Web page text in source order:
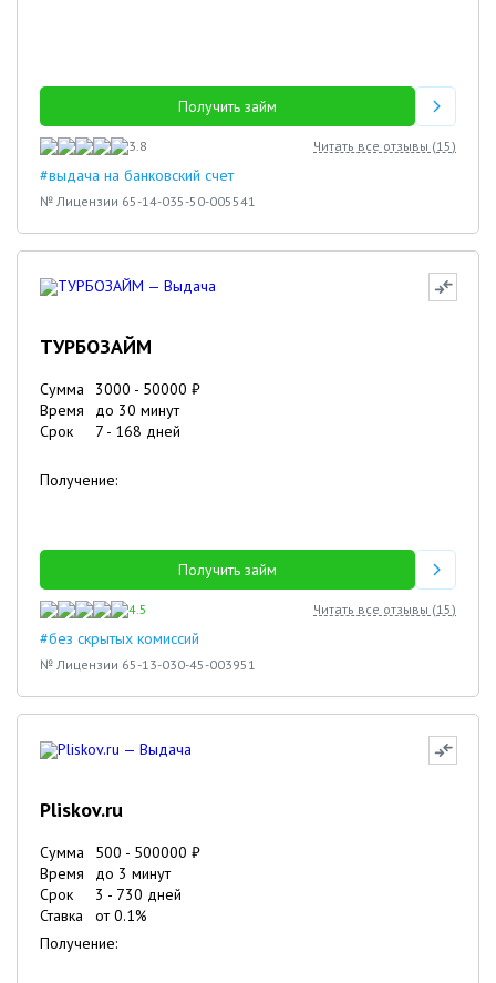
Pliskov.ru
Сумма 500 - 500000 ₽
Время
до 3 минут
Срок
3 - 730 дней
Ставка
от0.1%
Получение:
Получить займ
3.8 Читать все отзывы (15)
#выдача на банковский счет
№ Лицензии 65-14-035-50-005541
ТУРБОЗАЙМ
Сумма 3000 - 50000 ₽
Время
до 30 минут
Срок
7 - 168 дней
Получение:
Получить займ
4.5 Читать все отзывы (15)
#без скрытых комиссий
№ Лицензии 65-13-030-45-003951